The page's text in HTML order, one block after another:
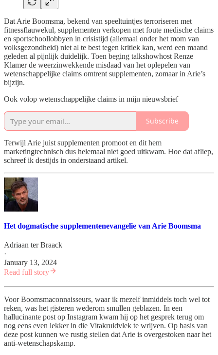
Dat Arie Boomsma, bekend van speeltuintjes terroriseren met
fitnessflauwekul, supplementen verkopen met foute medische claims
en sportschoollobbyen in crisistijd (allemaal onder het mom van
volksgezondheid) niet al te best tegen kritiek kan, werd een maand
geleden al pijnlijk duidelijk. Toen beging talkshowhost Renze
Klamer de weerzinwekkende misdaad van het oplepelen van
wetenschappelijke claims omtrent supplementen, zomaar in Arie’s
bijzijn.
Ook volop wetenschappelijke claims in mijn nieuwsbrief
Subscribe
Terwijl Arie juist supplementen promoot en dit hem
marketingtechnisch dus helemaal niet goed uitkwam. Hoe dat afliep,
schreef ik destijds in onderstaand artikel.
Het dogmatische supplementenevangelie van Arie Boomsma
Adriaan ter Braack
·
January 13, 2024
Read full story
Voor Boomsmaconnaisseurs, waar ik mezelf inmiddels toch wel tot
reken, was het gisteren wederom smullen geblazen. In een
hallucinante post op Instagram kwam hij op het gesprek terug om
nog eens even lekker in die Vitakruidvlek te wrijven. Op basis van
deze post kunnen we rustig stellen dat Arie is overgestoken naar het
anti-wetenschapskamp.